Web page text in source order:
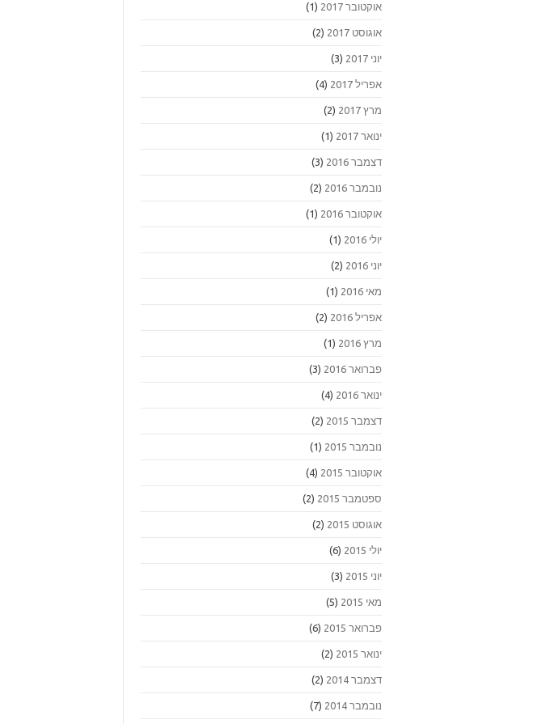
אוקטובר 2017 (1)
אוגוסט 2017 (2)
יוני 2017 (3)
אפריל 2017 (4)
מרץ 2017 (2)
ינואר 2017 (1)
דצמבר 2016 (3)
נובמבר 2016 (2)
אוקטובר 2016 (1)
יולי 2016 (1)
יוני 2016 (2)
מאי 2016 (1)
אפריל 2016 (2)
מרץ 2016 (1)
פברואר 2016 (3)
ינואר 2016 (4)
דצמבר 2015 (2)
נובמבר 2015 (1)
אוקטובר 2015 (4)
ספטמבר 2015 (2)
אוגוסט 2015 (2)
יולי 2015 (6)
יוני 2015 (3)
מאי 2015 (5)
פברואר 2015 (6)
ינואר 2015 (2)
דצמבר 2014 (2)
נובמבר 2014 (7)